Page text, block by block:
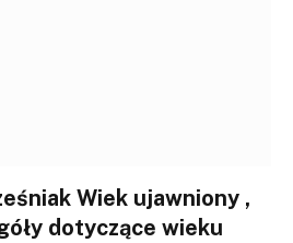
Wiek ujawniony ,
dotyczące wieku